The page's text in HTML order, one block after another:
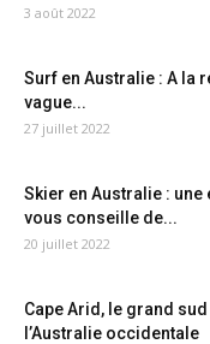
3 août 2022
Surf en Australie : A la
vague...
27 juillet 2022
Skier en Australie : une
vous conseille de...
20 juillet 2022
Cape Arid, le grand
l’Australie occidentale